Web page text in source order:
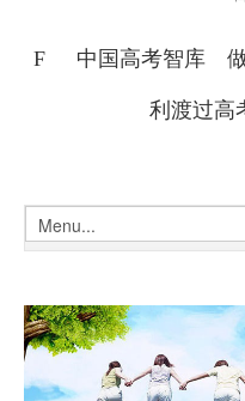
中国高考智库
利渡过